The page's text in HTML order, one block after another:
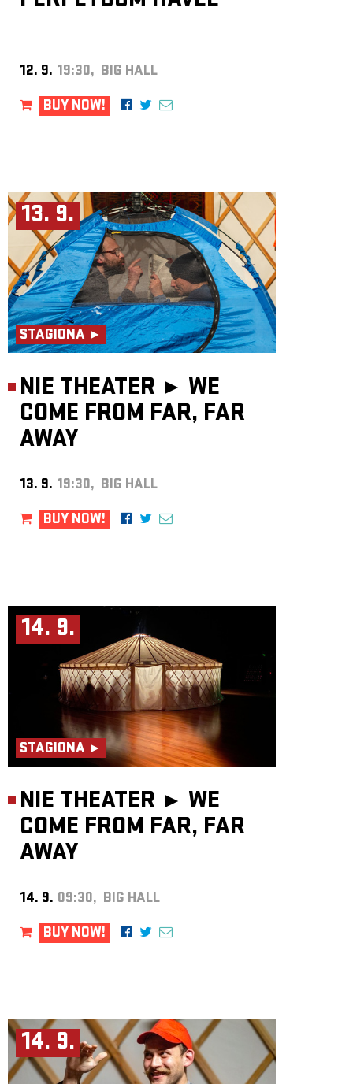
12. 9. 19:30, BIG HALL
BUY NOW!
13. 9.
STAGIONA ►
NIE THEATER ► WE
COME FROM FAR, FAR
AWAY
13. 9. 19:30, BIG HALL
BUY NOW!
14. 9.
STAGIONA ►
NIE THEATER ► WE
COME FROM FAR, FAR
AWAY
14. 9. 09:30, BIG HALL
BUY NOW!
14. 9.